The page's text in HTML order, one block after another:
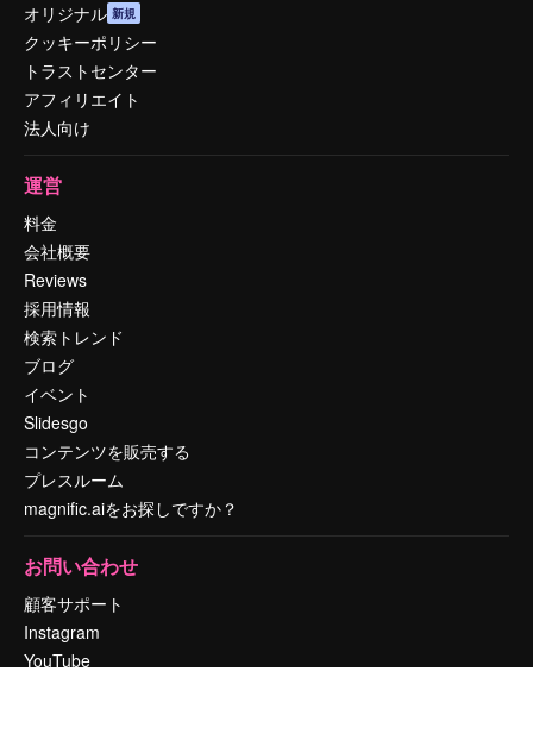
オリジナル 新規
クッキーポリシー
トラストセンター
アフィリエイト
法人向け
運営
料金
会社概要
Reviews
採用情報
検索トレンド
ブログ
イベント
Slidesgo
コンテンツを販売する
プレスルーム
magnific.aiをお探しですか？
お問い合わせ
顧客サポート
Instagram
YouTube